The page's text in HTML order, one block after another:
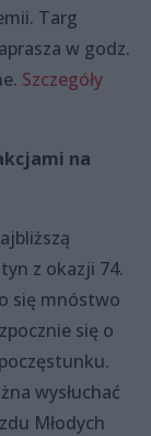
Targ
w godz.
Szczegóły
na
z okazji 74.
się mnóstwo
się o
wysłuchać
Młodych